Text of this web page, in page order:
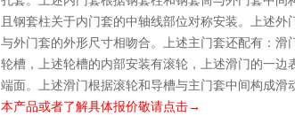
且钢套柱关于内门套的中轴线部位对称安装。上述
与外门套的外形尺寸相吻合。上述主门套还配有：
轮槽，上述轮槽的内部安装有滚轮，上述滑门的一
端面。上述滑门根据滚轮和导槽与主门套中间构成滑
本产品或者了解具体报价敬请点击→